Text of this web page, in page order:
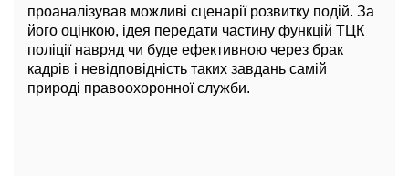
проаналізував можливі сценарії розвитку подій. За
його оцінкою, ідея передати частину функцій ТЦК
поліції навряд чи буде ефективною через брак
кадрів і невідповідність таких завдань самій
природі правоохоронної служби.